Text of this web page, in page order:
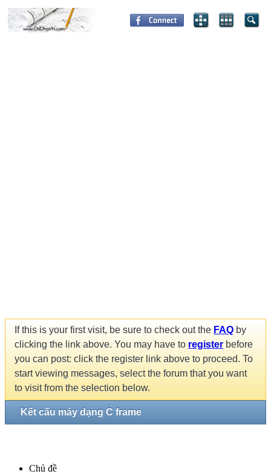
If this is your first visit, be sure to check out the FAQ by
clicking the link above. You may have to register before
you can post: click the register link above to proceed. To
start viewing messages, select the forum that you want
to visit from the selection below.
Kết cấu máy dạng C frame
Chủ đề